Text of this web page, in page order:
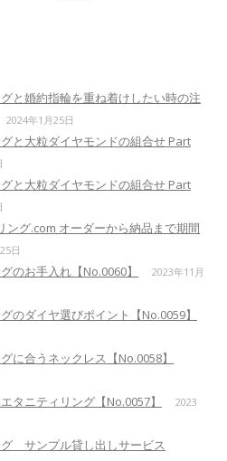
と婚約指輪を重ね着けしたい時の注
2024年1月25日
と大粒ダイヤモンドの組合せ Part
と大粒ダイヤモンドの組合せ Part
ング.com オーダーから納品まで期間
日
お手入れ【No.0060】
2023年11月
ダイヤ選びポイント【No.0059】
合うネックレス【No.0058】
ニティリング【No.0057】
2023
サンプル貸し出しサービス